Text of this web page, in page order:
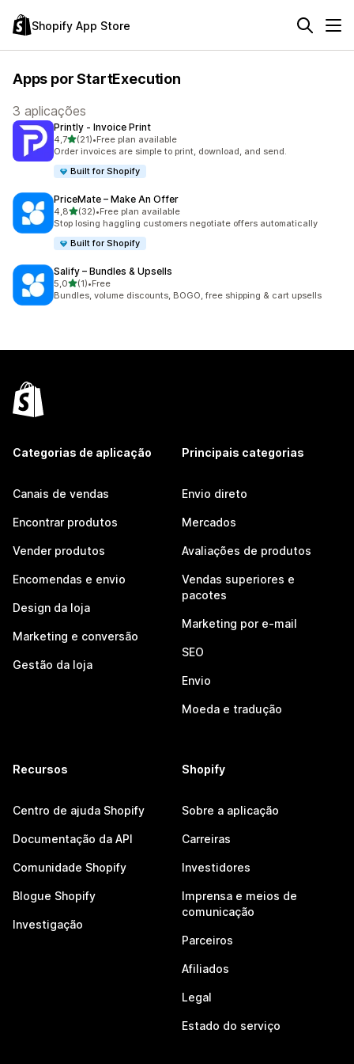
Shopify App Store
Apps por StartExecution
3 aplicações
Printly ‑ Invoice Print
4,7de 5 estrelas
(21)
21 total de avaliações
•Free plan available
Order invoices are simple to print, download, and send.
Built for Shopify
PriceMate – Make An Offer
4,8de 5 estrelas
(32)
32 total de avaliações
•Free plan available
Stop losing haggling customers negotiate offers automatically
Built for Shopify
Salify – Bundles & Upsells
5,0de 5 estrelas
(1)
1 total de avaliações
•Free
Bundles, volume discounts, BOGO, free shipping & cart upsells
Categorias de aplicação
Canais de vendas
Encontrar produtos
Vender produtos
Encomendas e envio
Design da loja
Marketing e conversão
Gestão da loja
Principais categorias
Envio direto
Mercados
Avaliações de produtos
Vendas superiores e
pacotes
Marketing por e-mail
SEO
Envio
Moeda e tradução
Recursos
Centro de ajuda Shopify
Documentação da API
Comunidade Shopify
Blogue Shopify
Investigação
Shopify
Sobre a aplicação
Carreiras
Investidores
Imprensa e meios de
comunicação
Parceiros
Afiliados
Legal
Estado do serviço